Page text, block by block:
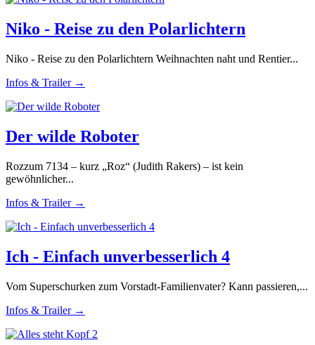
Niko - Reise zu den Polarlichtern
Niko - Reise zu den Polarlichtern Weihnachten naht und Rentier...
Infos & Trailer →
Der wilde Roboter
Rozzum 7134 – kurz „Roz“ (Judith Rakers) – ist kein
gewöhnlicher...
Infos & Trailer →
Ich - Einfach unverbesserlich 4
Vom Superschurken zum Vorstadt-Familienvater? Kann passieren,...
Infos & Trailer →